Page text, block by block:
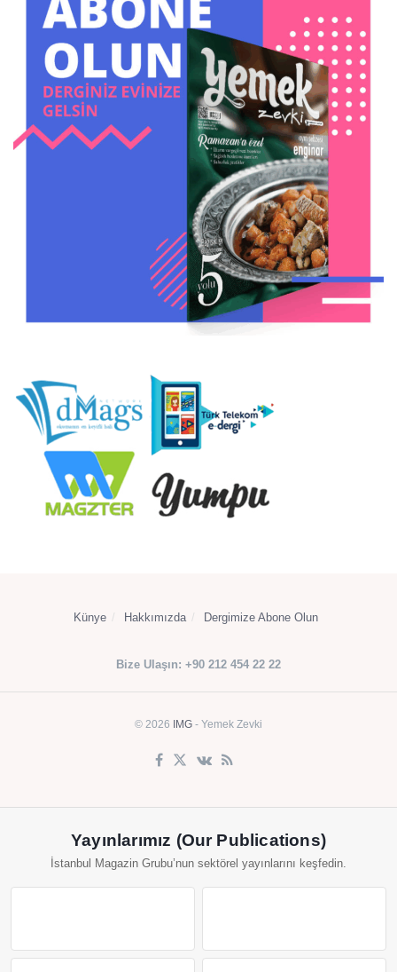
Künye Hakkımızda Dergimize Abone Olun
Bize Ulaşın: +90 212 454 22 22
© 2026 IMG - Yemek Zevki
Yayınlarımız (Our Publications)
İstanbul Magazin Grubu’nun sektörel yayınlarını keşfedin.